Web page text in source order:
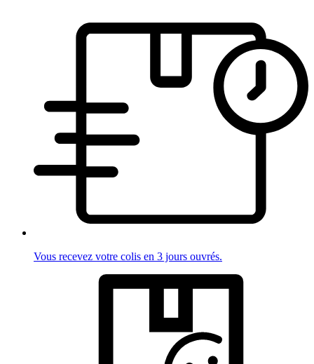
Vous recevez votre colis en 3 jours ouvrés.